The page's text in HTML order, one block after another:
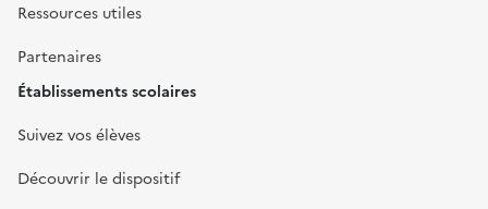
Ressources utiles
Partenaires
Établissements scolaires
Suivez vos élèves
Découvrir le dispositif